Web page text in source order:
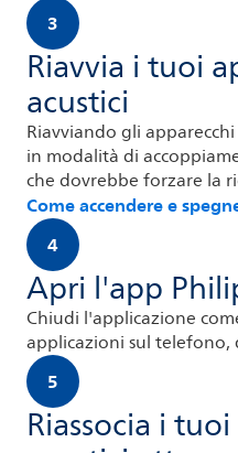
3
Riavvia i tuoi
acustici
Riavviando gli
in modalità di
che dovrebbe forzare la
Come accendere e
4
Apri l'app
Chiudi l'applicazione
applicazioni sul
5
Riassocia i